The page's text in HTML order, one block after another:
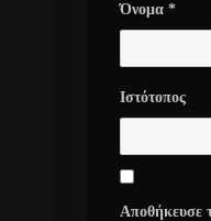
Όνομα *
Ιστότοπος
Αποθήκευσε